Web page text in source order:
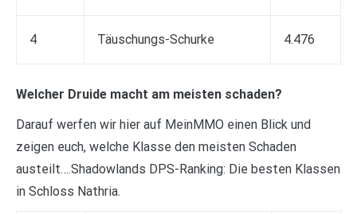
4 Täuschungs-Schurke 4.476
Welcher Druide macht am meisten schaden?
Darauf werfen wir hier auf MeinMMO einen Blick und
zeigen euch, welche Klasse den meisten Schaden
austeilt….Shadowlands DPS-Ranking: Die besten Klassen
in Schloss Nathria.